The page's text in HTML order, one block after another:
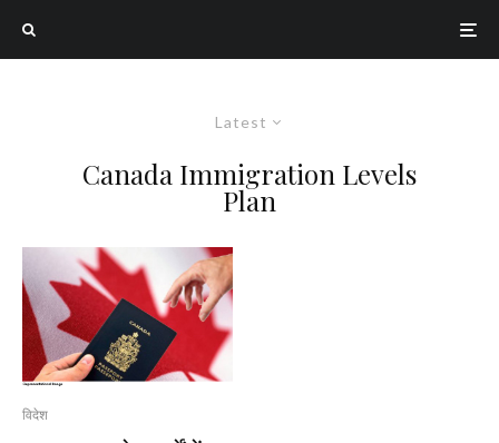
Latest
Canada Immigration Levels
Plan
विदेश